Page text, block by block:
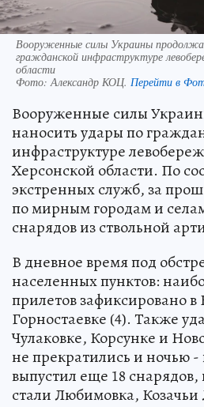
Вооруженные силы Украины
гражданской инфраструктуре
области
Фото:Александр КОЦ. Перейти в
Вооруженные силы
наносить удары по
инфраструктуре
Херсонской области. По
экстренных служб, за
по мирным городам и
снарядов из ствольной
В дневное время под
населенных пунктов:
прилетов зафиксировано в
Горностаевке (4). Также
Чулаковке, Корсунке и
не прекратились и ночью
выпустил еще 18
стали Любимовка, Козачьи